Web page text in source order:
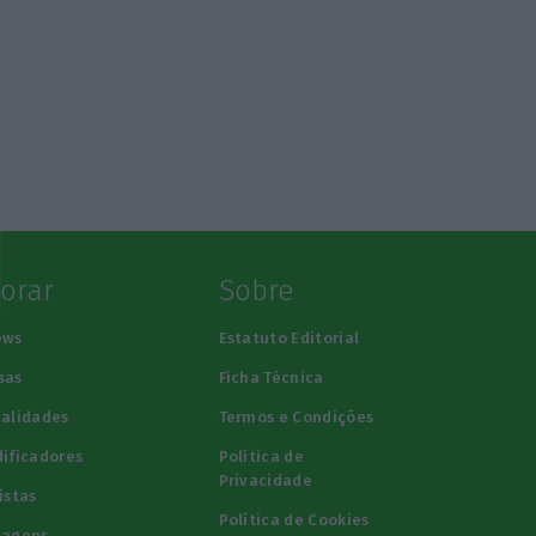
Sobre
Estatuto Editorial
Ficha Técnica
Termos e Condições
Política de
Privacidade
Política de Cookies